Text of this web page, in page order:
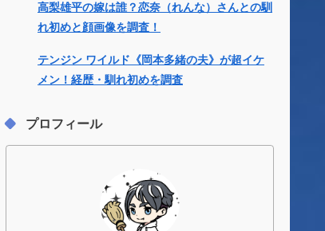
高梨雄平の嫁は誰？恋奈（れんな）さんとの馴
れ初めと顔画像を調査！
テンジン ワイルド《岡本多緒の夫》が超イケ
メン！経歴・馴れ初めを調査
プロフィール